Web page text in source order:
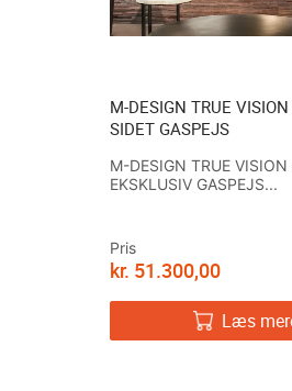
M-DESIGN TRUE
SIDET GASPEJS
M-DESIGN TRUE
EKSKLUSIV GASPEJS...
Pris
kr. 51.300,00
Læs